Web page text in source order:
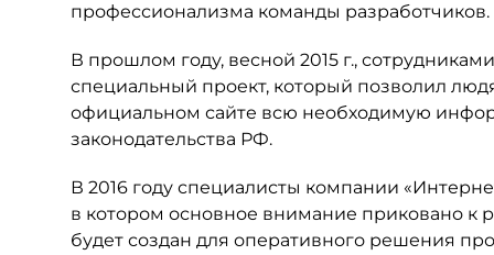
профессионализма команды разработчиков.
В прошлом году, весной 2015 г.,
специальный проект, который позволил
официальном сайте всю необходимую
законодательства РФ.
В 2016 году специалисты компании
в котором основное внимание приковано к
будет создан для оперативного решения